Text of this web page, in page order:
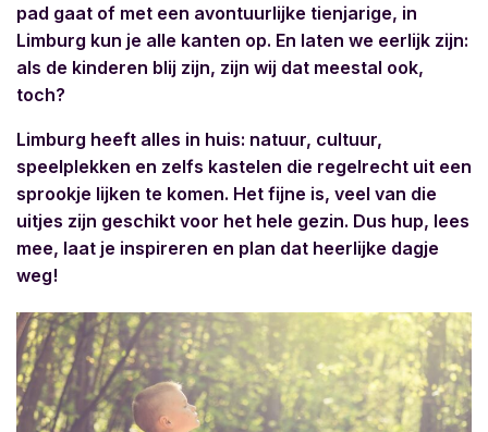
pad gaat of met een avontuurlijke tienjarige, in
Limburg kun je alle kanten op. En laten we eerlijk zijn:
als de kinderen blij zijn, zijn wij dat meestal ook,
toch?
Limburg heeft alles in huis: natuur, cultuur,
speelplekken en zelfs kastelen die regelrecht uit een
sprookje lijken te komen. Het fijne is, veel van die
uitjes zijn geschikt voor het hele gezin. Dus hup, lees
mee, laat je inspireren en plan dat heerlijke dagje
weg!